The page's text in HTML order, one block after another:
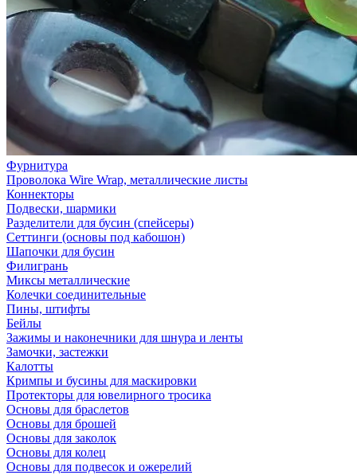
Фурнитура
Проволока Wire Wrap, металлические листы
Коннекторы
Подвески, шармики
Разделители для бусин (спейсеры)
Сеттинги (основы под кабошон)
Шапочки для бусин
Филигрань
Миксы металлические
Колечки соединительные
Пины, штифты
Бейлы
Зажимы и наконечники для шнура и ленты
Замочки, застежки
Калотты
Кримпы и бусины для маскировки
Протекторы для ювелирного тросика
Основы для браслетов
Основы для брошей
Основы для заколок
Основы для колец
Основы для подвесок и ожерелий